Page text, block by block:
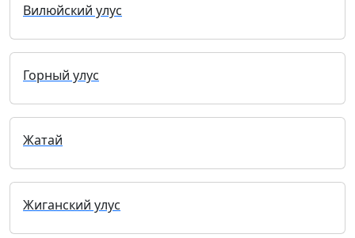
Вилюйский улус
Горный улус
Жатай
Жиганский улус